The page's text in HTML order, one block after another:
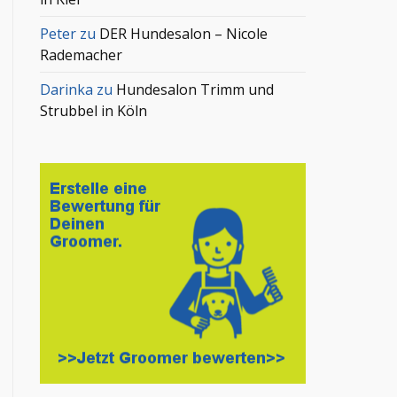
Peter zu DER Hundesalon – Nicole
Rademacher
Darinka zu Hundesalon Trimm und
Strubbel in Köln